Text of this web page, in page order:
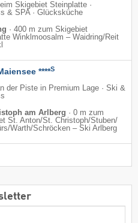
Skigebiet Steinplatte ·
& SPA · Glücksküche
· 400 m zum Skigebiet
Winklmoosalm – Waidring/​Reit
****S
der Piste in Premium Lage · Ski &
am Arlberg · 0 m zum
St. Anton/​St. Christoph/​Stuben/​
​Warth/​Schröcken – Ski Arlberg